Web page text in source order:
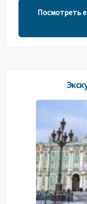
Посмотреть